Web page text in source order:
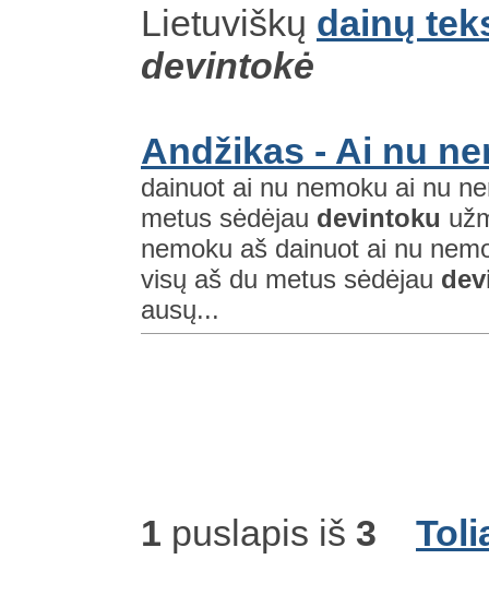
Lietuviškų dainų
devintokė
Andžikas - Ai nu
dainuot ai nu nemoku ai nu
metus sėdėjau devintoku
nemoku aš dainuot ai nu
visų aš du metus sėdėjau
ausų...
1 puslapis iš 3